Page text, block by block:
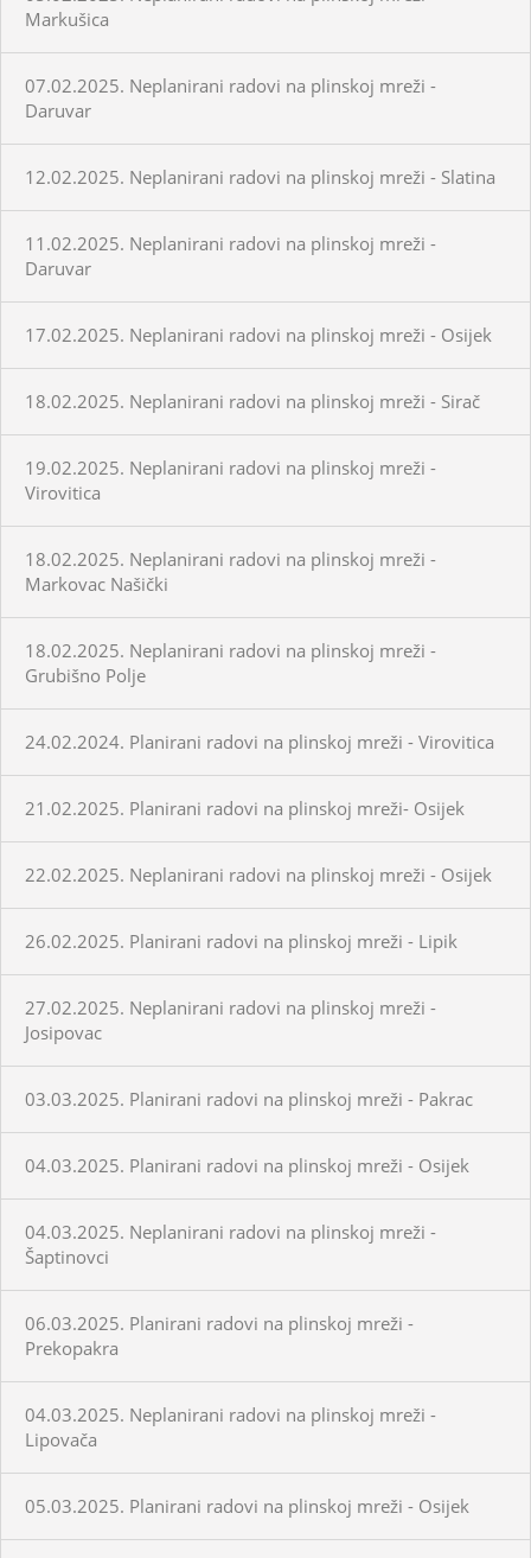
Markušica
07.02.2025. Neplanirani radovi na plinskoj mreži -
Daruvar
12.02.2025. Neplanirani radovi na plinskoj mreži - Slatina
11.02.2025. Neplanirani radovi na plinskoj mreži -
Daruvar
17.02.2025. Neplanirani radovi na plinskoj mreži - Osijek
18.02.2025. Neplanirani radovi na plinskoj mreži - Sirač
19.02.2025. Neplanirani radovi na plinskoj mreži -
Virovitica
18.02.2025. Neplanirani radovi na plinskoj mreži -
Markovac Našički
18.02.2025. Neplanirani radovi na plinskoj mreži -
Grubišno Polje
24.02.2024. Planirani radovi na plinskoj mreži - Virovitica
21.02.2025. Planirani radovi na plinskoj mreži- Osijek
22.02.2025. Neplanirani radovi na plinskoj mreži - Osijek
26.02.2025. Planirani radovi na plinskoj mreži - Lipik
27.02.2025. Neplanirani radovi na plinskoj mreži -
Josipovac
03.03.2025. Planirani radovi na plinskoj mreži - Pakrac
04.03.2025. Planirani radovi na plinskoj mreži - Osijek
04.03.2025. Neplanirani radovi na plinskoj mreži -
Šaptinovci
06.03.2025. Planirani radovi na plinskoj mreži -
Prekopakra
04.03.2025. Neplanirani radovi na plinskoj mreži -
Lipovača
05.03.2025. Planirani radovi na plinskoj mreži - Osijek